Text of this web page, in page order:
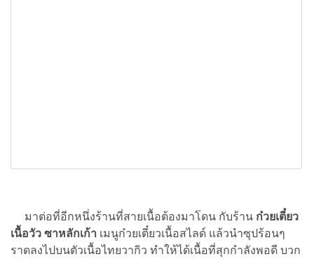
มาต่อที่อีกหนึ่งร้านที่สายเนื้อต้องมาโดน กับร้าน ก๋วยเตี๋ยว
เนื้อวัว ซาหลักเก้า เมนูก๋วยเตี๋ยวเนื้อสไลด์ แล้วนำซุปร้อนๆ
ราดลงไปบนตัวเนื้อไทยวากิว ทำให้ได้เนื้อที่สุกกำลังพอดี บวก